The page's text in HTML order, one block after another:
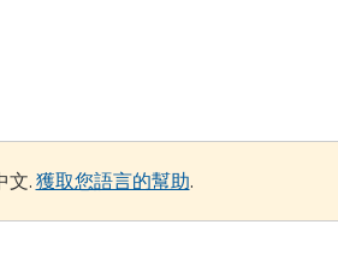
文.獲取您語言的幫助.